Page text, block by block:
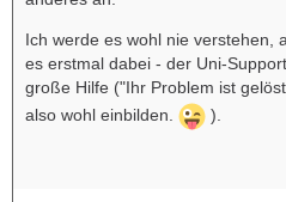
Ich werde es wohl nie verstehen,
es erstmal dabei - der Uni-
große Hilfe ("Ihr Problem ist
also wohl einbilden.
).